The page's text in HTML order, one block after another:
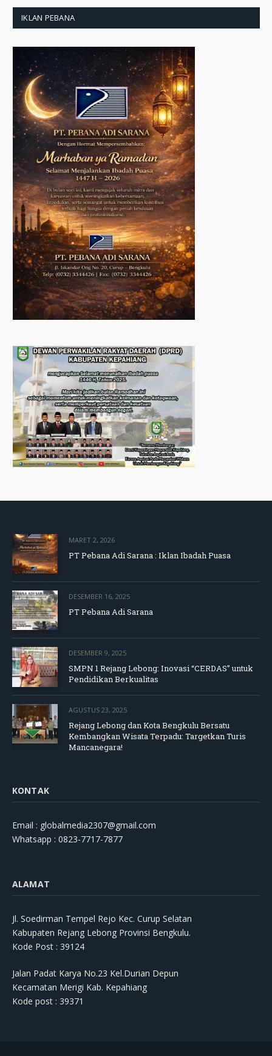
IKLAN PEBANA
MARET 2, 2026
PT Pebana Adi Sarana : Iklan Ibadah Puasa
DESEMBER 16, 2025
PT Pebana Adi Sarana
DESEMBER 9, 2025
SMPN 1 Rejang Lebong: Inovasi “CERDAS” untuk
Pendidikan Berkualitas
AGUSTUS 23, 2025
Rejang Lebong dan Kota Bengkulu Bersatu
Kembangkan Wisata Terpadu: Targetkan Turis
Mancanegara!
KONTAK
Email : globalmedia2307@gmail.com
Whatsapp : 0823-7717-7877
ALAMAT
Jl. Soedirman Tempel Rejo Kec. Curup Selatan
Kabupaten Rejang Lebong Provinsi Bengkulu.
Kode Post : 39124
Jalan Padat Karya No.23 Kel.Durian Depun
Kecamatan Merigi Kab. Kepahiang
Kode post : 39371